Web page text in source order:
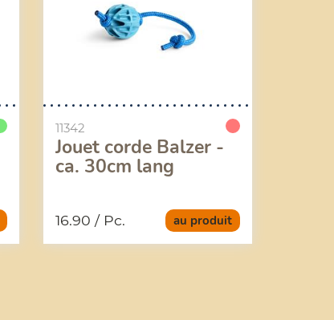
11342
Jouet corde Balzer -
ca. 30cm lang
au produit
16.90 / Pc.